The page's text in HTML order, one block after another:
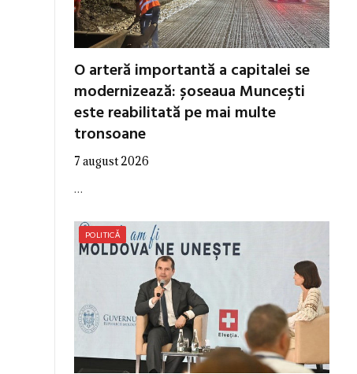
O arteră importantă a capitalei se
modernizează: șoseaua Muncești
este reabilitată pe mai multe
tronsoane
7 august 2026
…
POLITICĂ